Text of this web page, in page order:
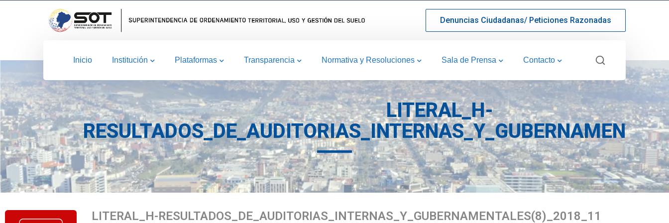
Denuncias Ciudadanas/ Peticiones Razonadas
Inicio Institución Plataformas Transparencia Normativa y Resoluciones Sala de Prensa Contacto
LITERAL_H-
LITERAL_H-RESULTADOS_DE_AUDITORIAS_INTERNAS_Y_GUBERNAMENTALES(8)_2018_11